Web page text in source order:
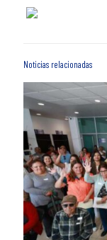
Noticias relacionadas